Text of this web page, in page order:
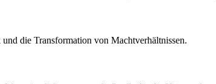
die Transformation von Machtverhältnissen.